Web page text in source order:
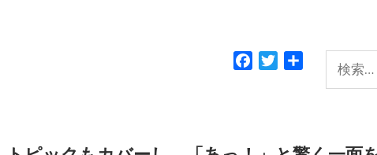
索:
Facebook
Twitter